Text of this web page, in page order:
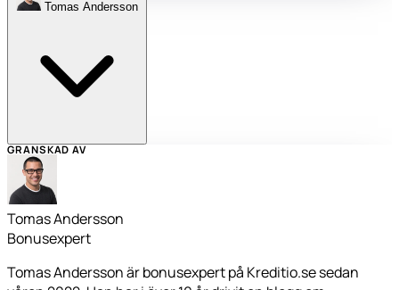
Tomas Andersson
GRANSKAD AV
Tomas Andersson
Bonusexpert
Tomas Andersson är bonusexpert på Kreditio.se sedan